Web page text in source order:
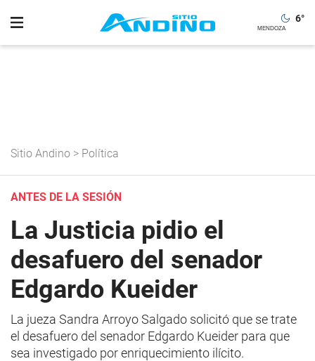
6°
Sitio Andino > Política
ANTES DE LA SESIÓN
La Justicia pidio el
desafuero del senador
Edgardo Kueider
La jueza Sandra Arroyo Salgado solicitó que se trate
el desafuero del senador Edgardo Kueider para que
sea investigado por enriquecimiento ilícito.